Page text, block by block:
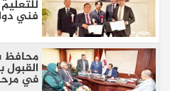
فني
في